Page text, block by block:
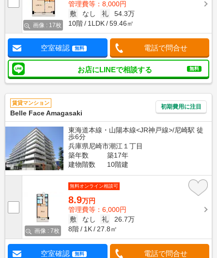
画像 : 17枚
管理費等：8,000円
敷
なし 礼
54.3万
10階
1LDK 59.46㎡
空室確認 無料 電話で問合せ
お店にLINEで相談する 無料
賃貸マンション
Belle Face Amagasaki
初期費用に注目
東海道本線・山陽本線<JR神戸線>/尼崎駅 徒
歩6分
兵庫県尼崎市潮江１丁目
築年数
築17年
建物階数
10階建
画像 : 7枚
無料オンライン相談可
8.9万円
管理費等：6,000円
敷
なし 礼
26.7万
8階
1K 27.8㎡
空室確認 無料 電話で問合せ